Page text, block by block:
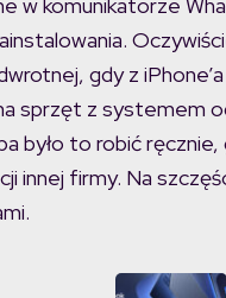
w komunikatorze
gdy z iPhone’a
sprzęt z systemem
było to robić ręcznie,
innej firmy. Na